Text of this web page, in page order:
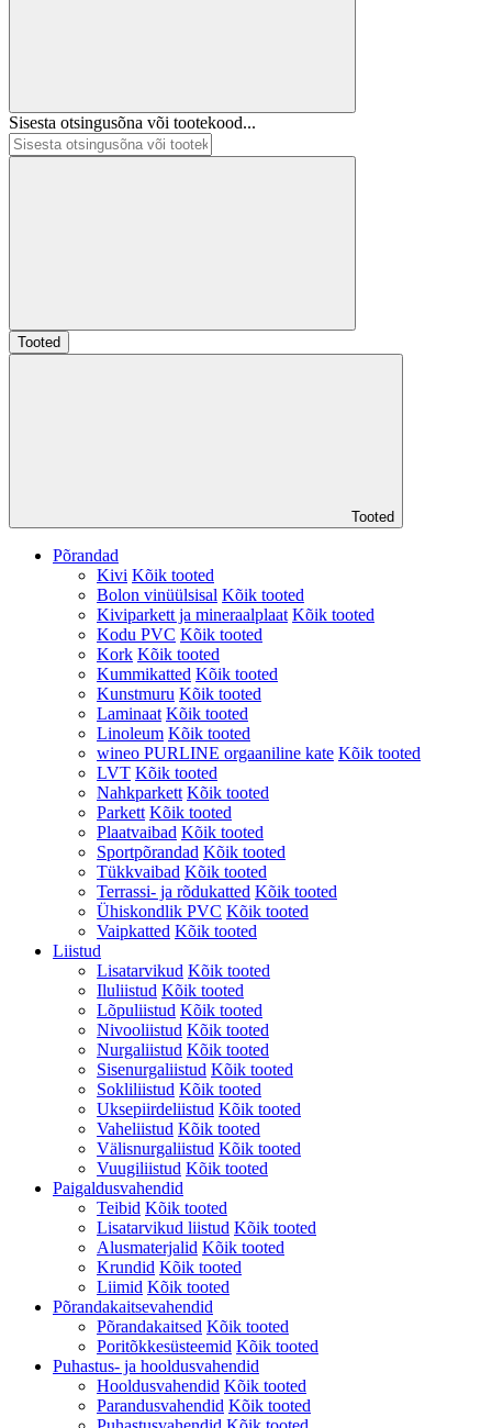
Sisesta otsingusõna või tootekood...
Tooted
Tooted
Põrandad
Kivi Kõik tooted
Bolon vinüülsisal Kõik tooted
Kiviparkett ja mineraalplaat Kõik tooted
Kodu PVC Kõik tooted
Kork Kõik tooted
Kummikatted Kõik tooted
Kunstmuru Kõik tooted
Laminaat Kõik tooted
Linoleum Kõik tooted
wineo PURLINE orgaaniline kate Kõik tooted
LVT Kõik tooted
Nahkparkett Kõik tooted
Parkett Kõik tooted
Plaatvaibad Kõik tooted
Sportpõrandad Kõik tooted
Tükkvaibad Kõik tooted
Terrassi- ja rõdukatted Kõik tooted
Ühiskondlik PVC Kõik tooted
Vaipkatted Kõik tooted
Liistud
Lisatarvikud Kõik tooted
Iluliistud Kõik tooted
Lõpuliistud Kõik tooted
Nivooliistud Kõik tooted
Nurgaliistud Kõik tooted
Sisenurgaliistud Kõik tooted
Sokliliistud Kõik tooted
Uksepiirdeliistud Kõik tooted
Vaheliistud Kõik tooted
Välisnurgaliistud Kõik tooted
Vuugiliistud Kõik tooted
Paigaldusvahendid
Teibid Kõik tooted
Lisatarvikud liistud Kõik tooted
Alusmaterjalid Kõik tooted
Krundid Kõik tooted
Liimid Kõik tooted
Põrandakaitsevahendid
Põrandakaitsed Kõik tooted
Poritõkkesüsteemid Kõik tooted
Puhastus- ja hooldusvahendid
Hooldusvahendid Kõik tooted
Parandusvahendid Kõik tooted